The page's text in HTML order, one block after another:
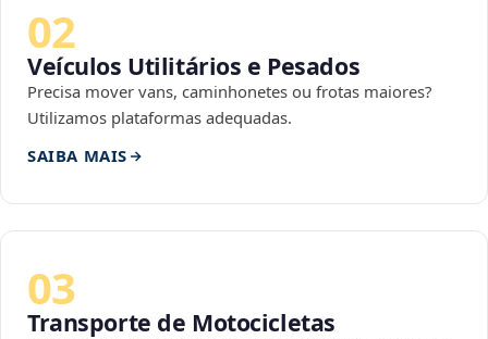
02
Veículos Utilitários e Pesados
Precisa mover vans, caminhonetes ou frotas maiores?
Utilizamos plataformas adequadas.
SAIBA MAIS
03
Transporte de Motocicletas